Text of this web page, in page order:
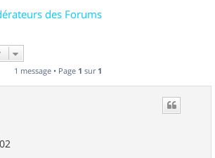
des Forums
1 message • Page 1 sur 1